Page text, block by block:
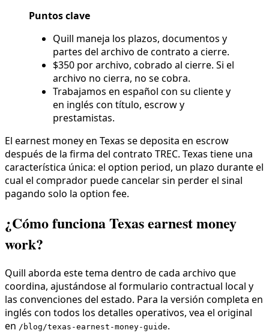
Puntos clave
Quill maneja los plazos, documentos y
partes del archivo de contrato a cierre.
$350 por archivo, cobrado al cierre. Si el
archivo no cierra, no se cobra.
Trabajamos en español con su cliente y
en inglés con título, escrow y
prestamistas.
El earnest money en Texas se deposita en escrow
después de la firma del contrato TREC. Texas tiene una
característica única: el option period, un plazo durante el
cual el comprador puede cancelar sin perder el sinal
pagando solo la option fee.
¿Cómo funciona Texas earnest money
work?
Quill aborda este tema dentro de cada archivo que
coordina, ajustándose al formulario contractual local y
las convenciones del estado. Para la versión completa en
inglés con todos los detalles operativos, vea el original
en /blog/texas-earnest-money-guide.